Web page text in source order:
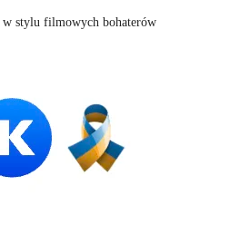
stylu filmowych bohaterów